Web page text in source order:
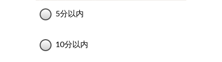
5分以内
10分以内